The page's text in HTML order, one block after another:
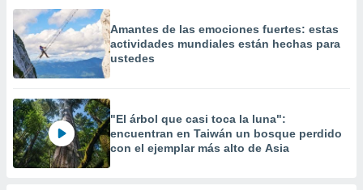
Amantes de las emociones fuertes: estas
actividades mundiales están hechas para
ustedes
"El árbol que casi toca la luna":
encuentran en Taiwán un bosque perdido
con el ejemplar más alto de Asia